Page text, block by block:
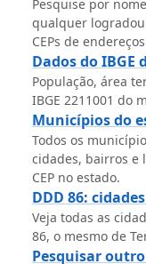
Pesquise por
qualquer
CEPs de
Dados do IBGE
População, área
IBGE 2211001 do
Municípios do
Todos os
cidades, bairros e
CEP no estado.
DDD 86:
Veja todas as
86, o mesmo de
Pesquisar outro